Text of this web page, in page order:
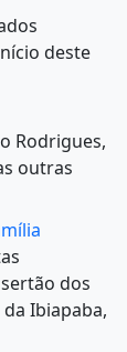
deste
Rodrigues,
outras
dos
Ibiapaba,